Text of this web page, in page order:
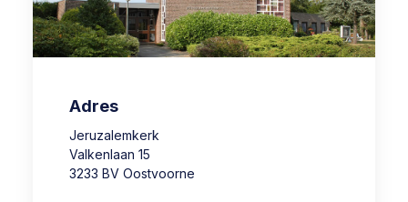
Adres
Jeruzalemkerk
Valkenlaan 15
3233 BV Oostvoorne